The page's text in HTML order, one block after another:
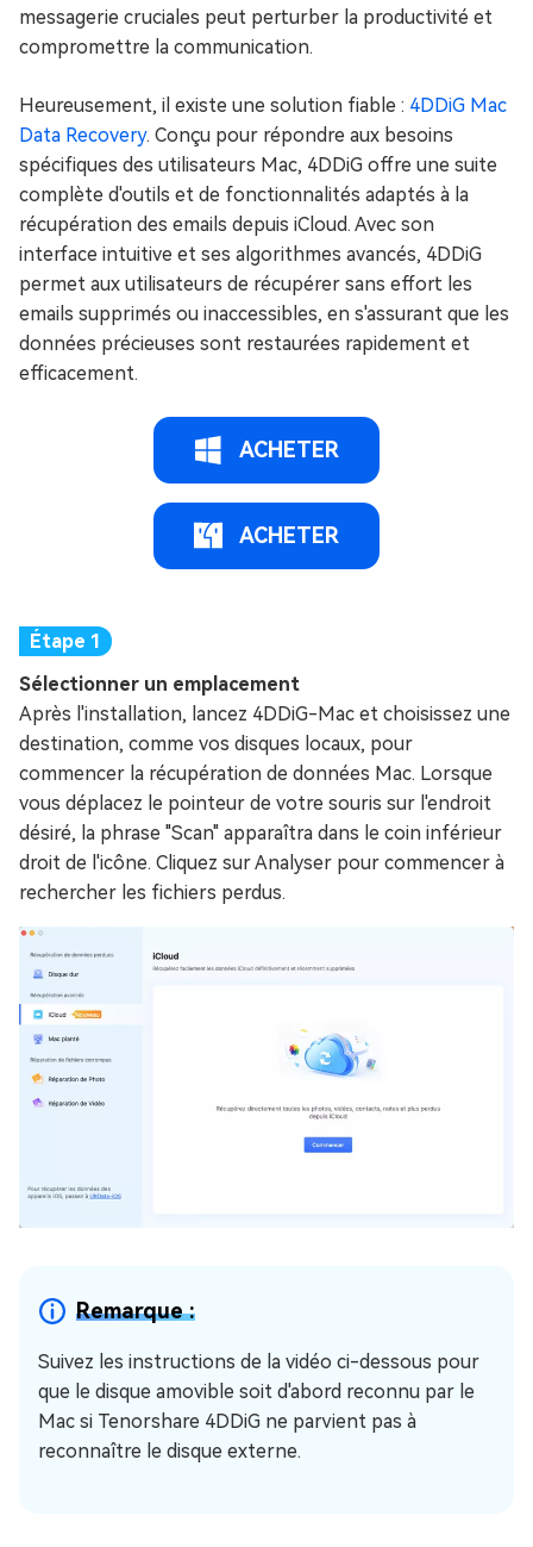
messagerie cruciales peut perturber la productivité et
compromettre la communication.
Heureusement, il existe une solution fiable : 4DDiG Mac
Data Recovery. Conçu pour répondre aux besoins
spécifiques des utilisateurs Mac, 4DDiG offre une suite
complète d'outils et de fonctionnalités adaptés à la
récupération des emails depuis iCloud. Avec son
interface intuitive et ses algorithmes avancés, 4DDiG
permet aux utilisateurs de récupérer sans effort les
emails supprimés ou inaccessibles, en s'assurant que les
données précieuses sont restaurées rapidement et
efficacement.
ACHETER
ACHETER
Sélectionner un emplacement
Après l'installation, lancez 4DDiG-Mac et choisissez une
destination, comme vos disques locaux, pour
commencer la récupération de données Mac. Lorsque
vous déplacez le pointeur de votre souris sur l'endroit
désiré, la phrase "Scan" apparaîtra dans le coin inférieur
droit de l'icône. Cliquez sur Analyser pour commencer à
rechercher les fichiers perdus.
Remarque :
Suivez les instructions de la vidéo ci-dessous pour
que le disque amovible soit d'abord reconnu par le
Mac si Tenorshare 4DDiG ne parvient pas à
reconnaître le disque externe.